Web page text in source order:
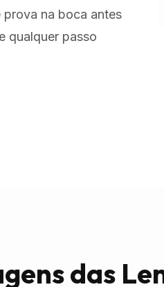
prova na boca antes
qualquer passo
das